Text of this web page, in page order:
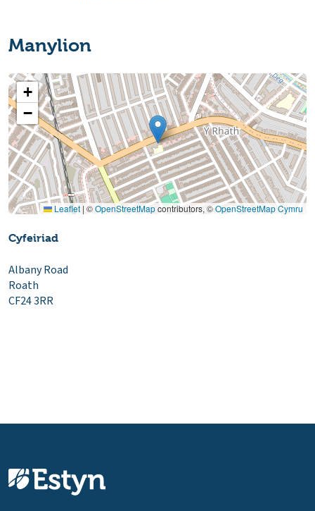
Manylion
+
−
Leaflet | ©OpenStreetMapcontributors, ©OpenStreetMap Cymru
Cyfeiriad
Albany Road
Roath
CF24 3RR